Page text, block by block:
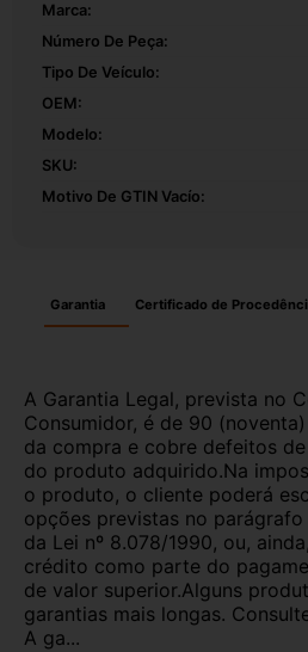
Marca:
Número De Peça:
Tipo De Veículo:
OEM:
Modelo:
SKU:
Motivo De GTIN Vacío:
Garantia Certificado de
A Garantia Legal, prevista no
Consumidor, é de 90
da compra e cobre defeitos
do produto adquirido.Na
o produto, o cliente poderá
opções previstas no
da Lei nº 8.078/1990, ou,
crédito como parte do
de valor superior.Alguns
garantias mais longas.
A ga...